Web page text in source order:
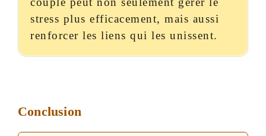
stress plus efficacement, mais aussi
renforcer les liens qui les unissent.
Conclusion